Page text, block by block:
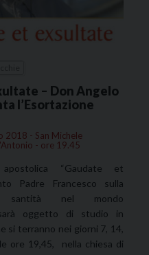
– Don Angelo
l’Esortazione
2018 - San Michele
- ore 19.45
apostolica “Gaudate et
Padre Francesco sulla
santità nel mondo
sarà oggetto di studio in
si terranno nei giorni 7, 14,
ore 19,45, nella chiesa di